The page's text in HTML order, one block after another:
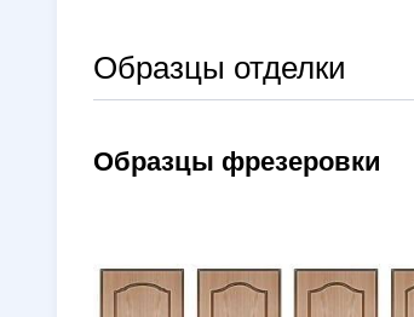
Образцы отделки
Образцы фрезеровки